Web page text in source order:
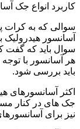
کاربرد انواع جک
سوالی که به
آسانسور
سوال باید که گفت
هر آسانسور با
باید بررسی شود.
اکثر آسانسورهای
جک های در کنار
نیز برای